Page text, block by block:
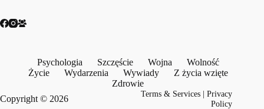
Psychologia Szczęście Wojna
Wolność
Życie
Wydarzenia Wywiady
Z życia wzięte
Zdrowie
Copyright © 2026
Terms & Services |Privacy
Policy